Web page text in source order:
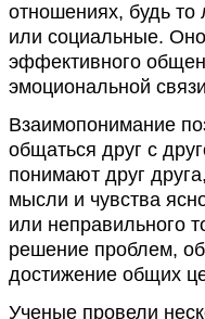
отношениях, будь
или социальные.
эффективного
эмоциональной
Взаимопонимание
общаться друг с
понимают друг
мысли и чувства
или неправильного
решение проблем,
достижение общих
Ученые провели